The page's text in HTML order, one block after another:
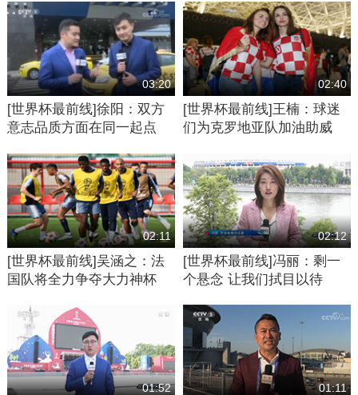
03:20
[世界杯最前线]徐阳：双方
意志品质方面在同一起点
02:40
[世界杯最前线]王楠：球迷
们为克罗地亚队加油助威
02:11
[世界杯最前线]吴涵之：法
国队将全力争夺大力神杯
02:12
[世界杯最前线]冯丽：剩一
个悬念 让我们拭目以待
01:52 01:11